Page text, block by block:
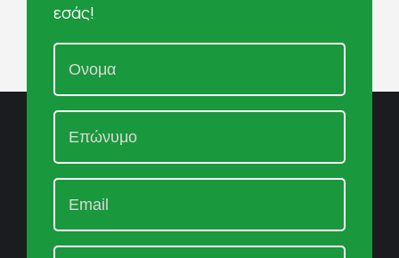
εσάς!